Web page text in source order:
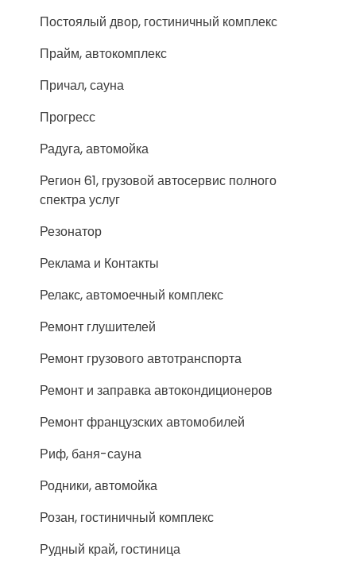
Постоялый двор, гостиничный комплекс
Прайм, автокомплекс
Причал, сауна
Прогресс
Радуга, автомойка
Регион 61, грузовой автосервис полного
спектра услуг
Резонатор
Реклама и Контакты
Релакс, автомоечный комплекс
Ремонт глушителей
Ремонт грузового автотранспорта
Ремонт и заправка автокондиционеров
Ремонт французских автомобилей
Риф, баня-сауна
Родники, автомойка
Розан, гостиничный комплекс
Рудный край, гостиница